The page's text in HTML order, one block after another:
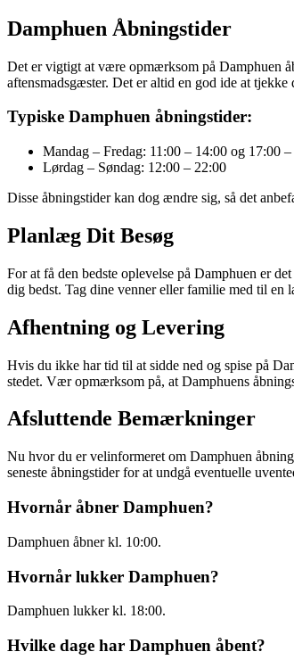
Damphuen Åbningstider
Det er vigtigt at være opmærksom på Damphuen
aftensmadsgæster. Det er altid en god ide at
Typiske Damphuen åbningstider:
Mandag – Fredag: 11:00 – 14:00 og 17:00
Lørdag – Søndag: 12:00 – 22:00
Disse åbningstider kan dog ændre sig, så det
Planlæg Dit Besøg
For at få den bedste oplevelse på Damphuen er
dig bedst. Tag dine venner eller familie med til en
Afhentning og Levering
Hvis du ikke har tid til at sidde ned og spise på
stedet. Vær opmærksom på, at Damphuens
Afsluttende Bemærkninger
Nu hvor du er velinformeret om Damphuen
seneste åbningstider for at undgå eventuelle
Hvornår åbner Damphuen?
Damphuen åbner kl. 10:00.
Hvornår lukker Damphuen?
Damphuen lukker kl. 18:00.
Hvilke dage har Damphuen åbent?